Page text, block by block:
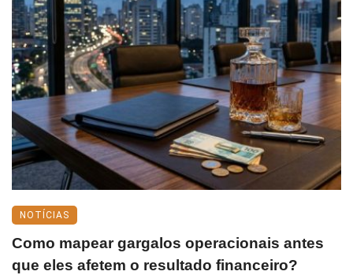
NOTÍCIAS
Como mapear gargalos operacionais antes
que eles afetem o resultado financeiro?